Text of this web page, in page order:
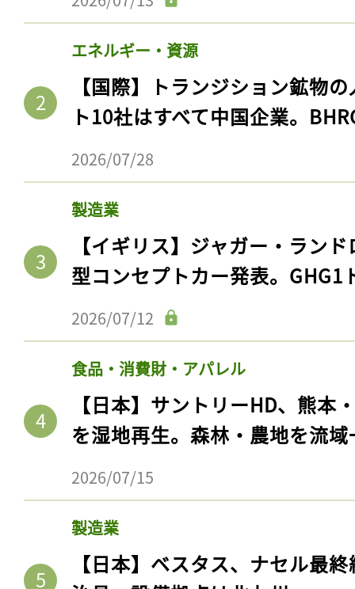
エネルギー・資源
【国際】トランジション鉱物
ト10社はすべて中国企業。
2026/07/28
製造業
【イギリス】ジャガー・ラン
型コンセプトカー発表。GHG1
2026/07/12
食品・消費財・アパレル
【日本】サントリーHD、熊本
を湿地再生。森林・農地を流
2026/07/15
製造業
【日本】ベスタス、ナセル最